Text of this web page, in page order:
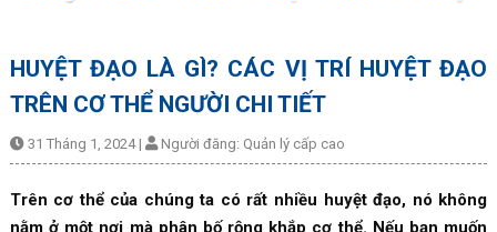
HUYỆT ĐẠO LÀ GÌ? CÁC VỊ TRÍ HUYỆT ĐẠO
TRÊN CƠ THỂ NGƯỜI CHI TIẾT
31 Tháng 1, 2024 | Người đăng: Quản lý cấp cao
Trên cơ thể của chúng ta có rất nhiều huyệt đạo, nó không
nằm ở một nơi mà phân bố rộng khắp cơ thể. Nếu bạn muốn